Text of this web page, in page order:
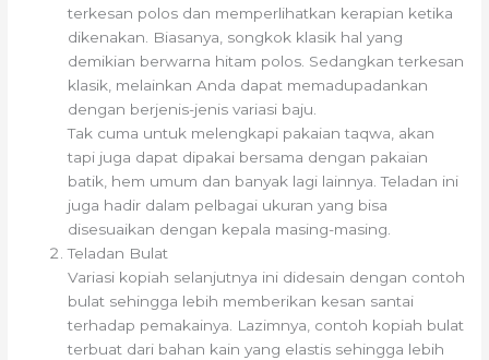
terkesan polos dan memperlihatkan kerapian ketika
dikenakan. Biasanya, songkok klasik hal yang
demikian berwarna hitam polos. Sedangkan terkesan
klasik, melainkan Anda dapat memadupadankan
dengan berjenis-jenis variasi baju.
Tak cuma untuk melengkapi pakaian taqwa, akan
tapi juga dapat dipakai bersama dengan pakaian
batik, hem umum dan banyak lagi lainnya. Teladan ini
juga hadir dalam pelbagai ukuran yang bisa
disesuaikan dengan kepala masing-masing.
Teladan Bulat
Variasi kopiah selanjutnya ini didesain dengan contoh
bulat sehingga lebih memberikan kesan santai
terhadap pemakainya. Lazimnya, contoh kopiah bulat
terbuat dari bahan kain yang elastis sehingga lebih